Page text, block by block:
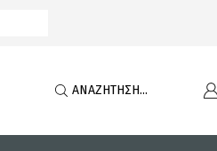
ΑΝΑΖΉΤΗΣΗ...